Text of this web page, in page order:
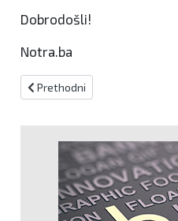
Dobrodošli!
Notra.ba
Prethodni članak: Ministrica
Prethodni